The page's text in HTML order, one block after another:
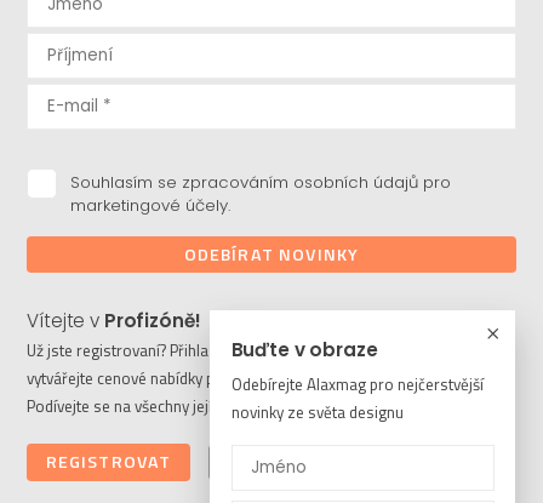
Buďte v obraze
Odebírejte Alaxmag pro nejčerstvější
novinky ze světa designu
Souhlasím se zpracováním osobních údajů pro
marketingové účely.
ODEBÍRAT NOVINKY
Vítejte v Profizóně!
Už jste registrovaní? Přihlaste se a stahujte potřebné soubory či
vytvářejte cenové nabídky pro vaše klienty. Ještě nejste členem?
Podívejte se na všechny její výhody a registrujte se ještě dnes.
REGISTROVAT PŘIHLÁSIT